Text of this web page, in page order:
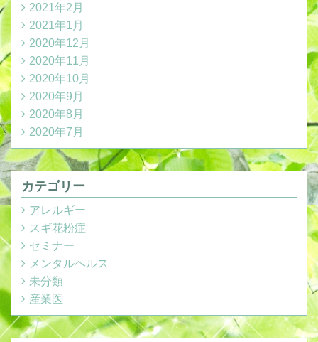
2021年2月
2021年1月
2020年12月
2020年11月
2020年10月
2020年9月
2020年8月
2020年7月
カテゴリー
アレルギー
スギ花粉症
セミナー
メンタルヘルス
未分類
産業医